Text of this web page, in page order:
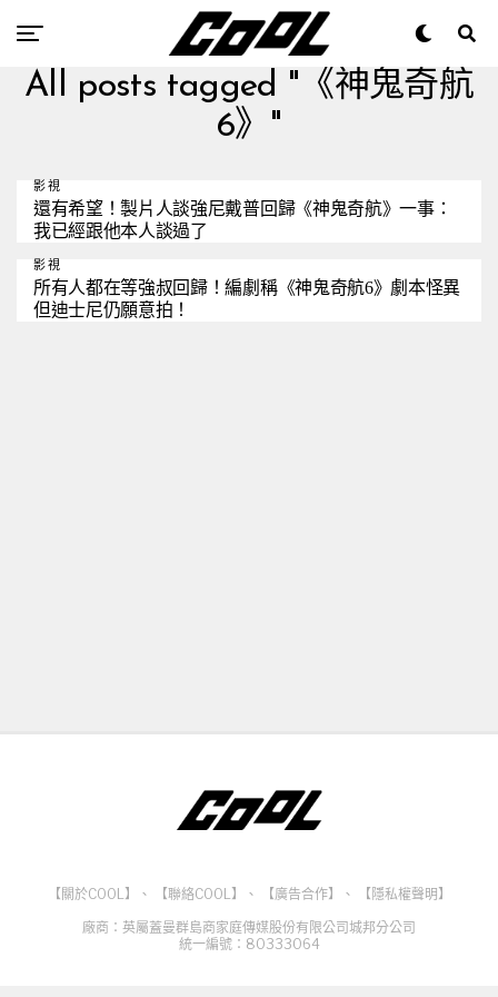
All posts tagged "《神鬼奇航
6》"
影視
還有希望！製片人談強尼戴普回歸《神鬼奇航》一事：
我已經跟他本人談過了
影視
所有人都在等強叔回歸！編劇稱《神鬼奇航6》劇本怪異
但迪士尼仍願意拍！
【關於COOL】 、 【聯絡COOL】 、 【廣告合作】 、
【隱私權聲明】
廠商：英屬蓋曼群島商家庭傳媒股份有限公司城邦分公司
統一編號：80333064